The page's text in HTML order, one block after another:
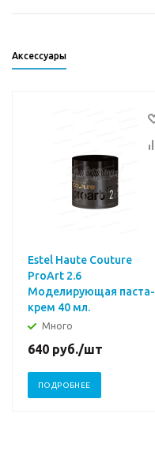
Аксессуары
Estel Haute Couture
ProArt 2.6
Моделирующая паста-
крем 40 мл.
Много
640 руб./шт
ПОДРОБНЕЕ